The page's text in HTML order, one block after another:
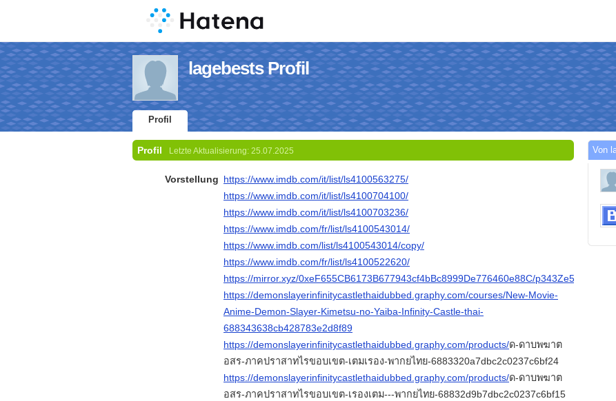
lagebests Profil
Profil
Profil Letzte Aktualisierung: 25.07.2025
Vorstellung https://www.imdb.com/it/list/ls4100563275/
https://www.imdb.com/it/list/ls4100704100/
https://www.imdb.com/it/list/ls4100703236/
https://www.imdb.com/fr/list/ls4100543014/
https://www.imdb.com/list/ls4100543014/copy/
https://www.imdb.com/fr/list/ls4100522620/
https://mirror.xyz/0xeF655CB6173B677943cf4bBc8999De776460e88C/
https://demonslayerinfinitycastlethaidubbed.graphy.com/courses/New-Movie-
Anime-Demon-Slayer-Kimetsu-no-Yaiba-Infinity-Castle-thai-
688343638cb428783e2d8f89
https://demonslayerinfinitycastlethaidubbed.graphy.com/products/ด-ดาบพฆาต
อสร-ภาคปราสาทไรขอบเขต-เตมเรอง-พากยไทย-6883320a7dbc2c0237c6bf24
https://demonslayerinfinitycastlethaidubbed.graphy.com/products/ด-ดาบพฆาต
อสร-ภาคปราสาทไรขอบเขต-เรองเตม---พากยไทย-68832d9b7dbc2c0237c6bf15
Von